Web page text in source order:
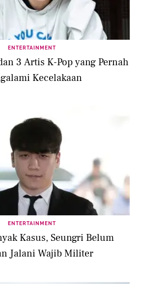
ENTERTAINMENT
3 Artis K-Pop yang Pernah
Kecelakaan
ENTERTAINMENT
Kasus, Seungri Belum
Jalani Wajib Militer